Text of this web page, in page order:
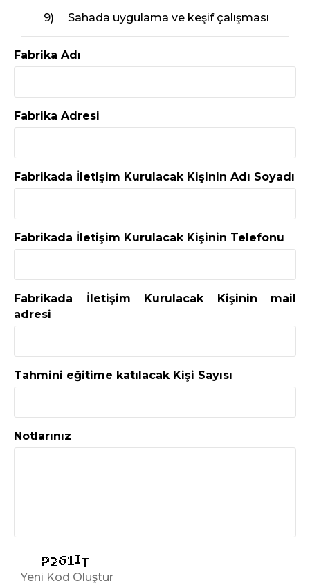
9) Sahada uygulama ve keşif çalışması
Fabrika Adı
Fabrika Adresi
Fabrikada İletişim Kurulacak Kişinin Adı Soyadı
Fabrikada İletişim Kurulacak Kişinin Telefonu
Fabrikada İletişim Kurulacak Kişinin mail
adresi
Tahmini eğitime katılacak Kişi Sayısı
Notlarınız
Yeni Kod Oluştur